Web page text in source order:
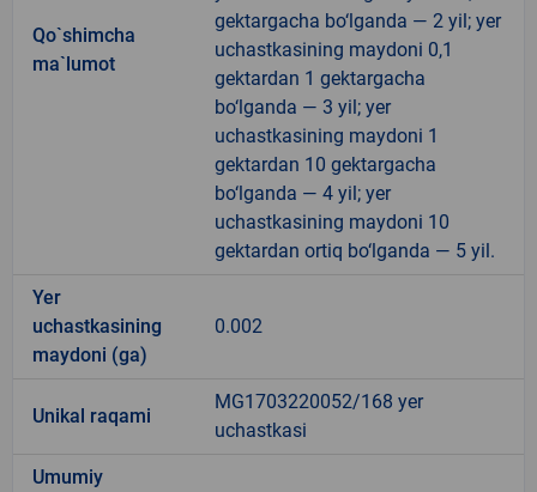
Qo`shimcha
ma`lumot
gektargacha bo‘lganda — 2 yil; yer
uchastkasining maydoni 0,1
gektardan 1 gektargacha
bo‘lganda — 3 yil; yer
uchastkasining maydoni 1
gektardan 10 gektargacha
bo‘lganda — 4 yil; yer
uchastkasining maydoni 10
gektardan ortiq bo‘lganda — 5 yil.
Yer
uchastkasining
maydoni (ga)
0.002
Unikal raqami
MG1703220052/168 yer
uchastkasi
Umumiy